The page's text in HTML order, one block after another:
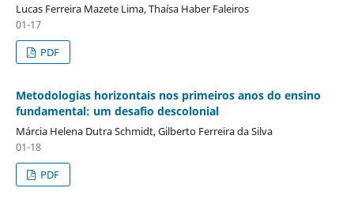
Lucas Ferreira Mazete Lima, Thaísa Haber Faleiros
01-17
PDF
Metodologias horizontais nos primeiros anos do ensino
fundamental: um desafio descolonial
Márcia Helena Dutra Schmidt, Gilberto Ferreira da Silva
01-18
PDF